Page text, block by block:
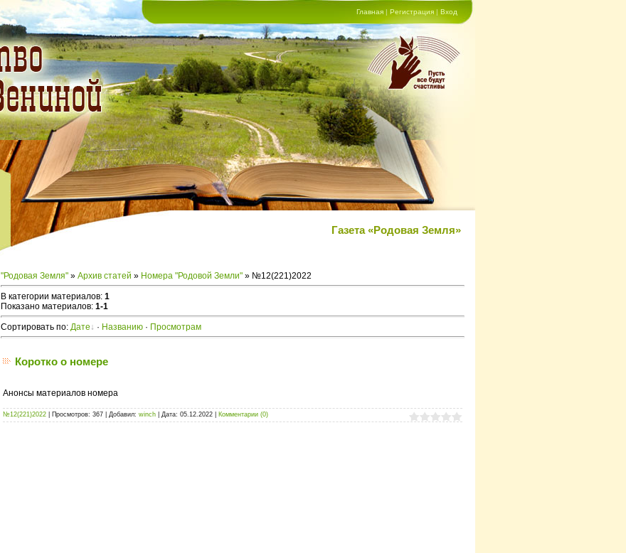
Главная | Регистрация | Вход
Газета «Родовая Земля»
"Родовая Земля" » Архив статей » Номера "Родовой Земли" » №12(221)2022
В категории материалов: 1
Показано материалов: 1-1
Сортировать по: Дате · Названию · Просмотрам
Коротко о номере
Анонсы материалов номера
№12(221)2022 Просмотров: 367 Добавил: winch Дата: 05.12.2022 Комментарии (0)